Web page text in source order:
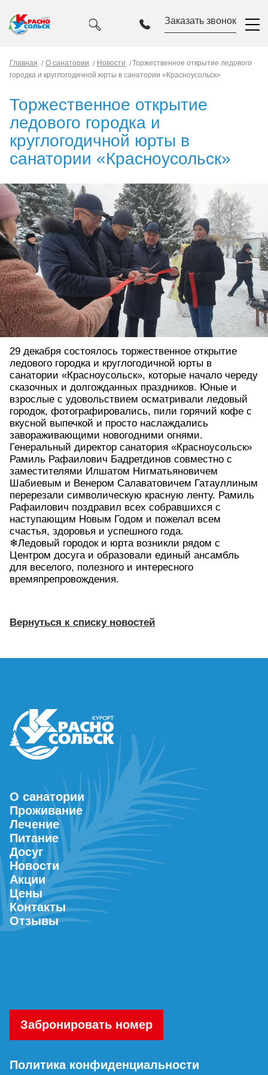
Заказать звонок
Главная О санатории Новости
Торжественное открытие ледового
городка и круглогодичной юрты в санатории «Красноусольск»
Торжественное открытие
ледового городка и
круглогодичной юрты в
санатории «Красноусольск»
29 декабря состоялось торжественное открытие
ледового городка и круглогодичной юрты в
санатории «Красноусольск», которые начало череду
сказочных и долгожданных праздников. Юные и
взрослые с удовольствием осматривали ледовый
городок, фотографировались, пили горячий кофе с
вкусной выпечкой и просто наслаждались
завораживающими новогодними огнями.
Генеральный директор санатория «Красноусольск»
Рамиль Рафаилович Бадретдинов совместно с
заместителями Илшатом Нигматьяновичем
Шабиевым и Венером Салаватовичем Гатауллиным
перерезали символическую красную ленту. Рамиль
Рафаилович поздравил всех собравшихся с
наступающим Новым Годом и пожелал всем
счастья, здоровья и успешного года.
❄Ледовый городок и юрта возникли рядом с
Центром досуга и образовали единый ансамбль
для веселого, полезного и интересного
времяпрепровождения.
Вернуться к списку новостей
О санатории
Проживание
Лечение
Питание
Досуг
Новости
Акции
Цены
Контакты
Отзывы
Забронировать номер
Политика конфиденциальности